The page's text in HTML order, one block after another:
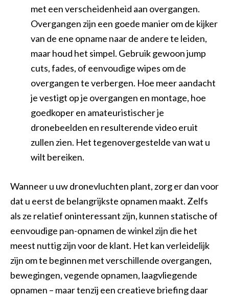
met een verscheidenheid aan overgangen.
Overgangen zijn een goede manier om de kijker
van de ene opname naar de andere te leiden,
maar houd het simpel. Gebruik gewoon jump
cuts, fades, of eenvoudige wipes om de
overgangen te verbergen. Hoe meer aandacht
je vestigt op je overgangen en montage, hoe
goedkoper en amateuristischer je
dronebeelden en resulterende video eruit
zullen zien. Het tegenovergestelde van wat u
wilt bereiken.
Wanneer u uw dronevluchten plant, zorg er dan voor
dat u eerst de belangrijkste opnamen maakt. Zelfs
als ze relatief oninteressant zijn, kunnen statische of
eenvoudige pan-opnamen de winkel zijn die het
meest nuttig zijn voor de klant. Het kan verleidelijk
zijn om te beginnen met verschillende overgangen,
bewegingen, vegende opnamen, laagvliegende
opnamen – maar tenzij een creatieve briefing daar